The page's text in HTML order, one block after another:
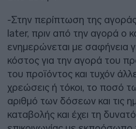
-Στην περίπτωση της
later, πριν από την αγορά ο
ενημερώνεται με σαφήνεια
κόστος για την αγορά του
του προϊόντος και τυχόν
χρεώσεις ή τόκοι, το ποσό
αριθμό των δόσεων και τις
καταβολής και έχει τη